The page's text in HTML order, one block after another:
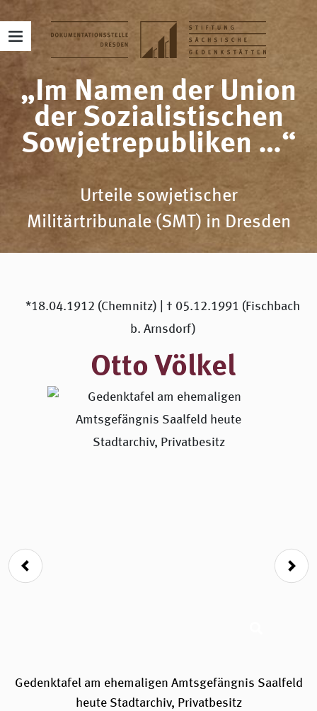
„Im Namen der Union
der Sozialistischen
Sowjetrepubliken …“
Urteile sowjetischer
Militärtribunale (SMT) in Dresden
*18.04.1912 (Chemnitz) | † 05.12.1991 (Fischbach
b. Arnsdorf)
Otto Völkel
Gedenktafel am ehemaligen Amtsgefängnis Saalfeld
heute Stadtarchiv, Privatbesitz